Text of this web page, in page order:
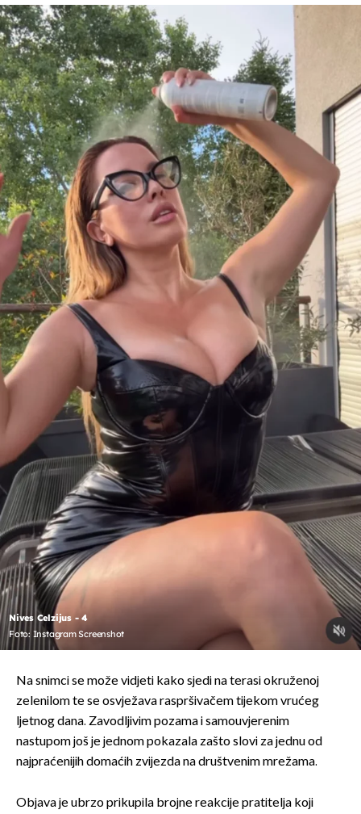
Nives Celzijus - 4
Foto: Instagram Screenshot
Na snimci se može vidjeti kako sjedi na terasi okruženoj
zelenilom te se osvježava raspršivačem tijekom vrućeg
ljetnog dana. Zavodljivim pozama i samouvjerenim
nastupom još je jednom pokazala zašto slovi za jednu od
najpraćenijih domaćih zvijezda na društvenim mrežama.
Objava je ubrzo prikupila brojne reakcije pratitelja koji